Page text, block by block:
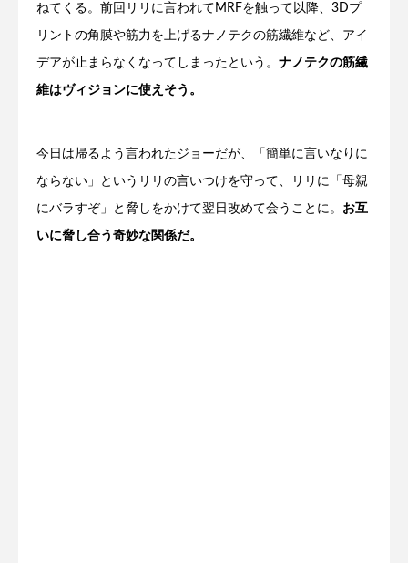
ねてくる。前回リリに言われてMRFを触って以降、3Dプ
リントの角膜や筋力を上げるナノテクの筋繊維など、アイ
デアが止まらなくなってしまったという。 ナノテクの筋繊
維はヴィジョンに使えそう。
今日は帰るよう言われたジョーだが、「簡単に言いなりに
ならない」というリリの言いつけを守って、リリに「母親
にバラすぞ」と脅しをかけて翌日改めて会うことに。 お互
いに脅し合う奇妙な関係だ。